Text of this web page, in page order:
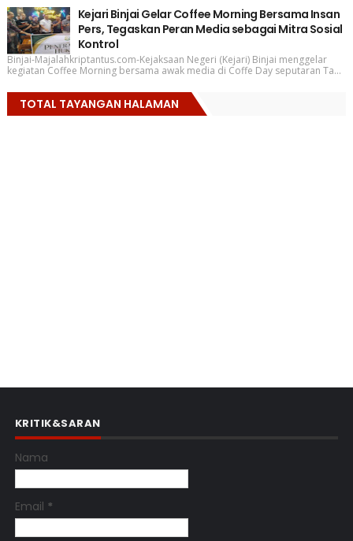
Kejari Binjai Gelar Coffee Morning Bersama Insan
Pers, Tegaskan Peran Media sebagai Mitra Sosial
Kontrol
Binjai-Majalahkriptantus.com-Kejaksaan Negeri (Kejari) Binjai menggelar
kegiatan Coffee Morning bersama awak media di Coffe Day seputaran Ta...
TOTAL TAYANGAN HALAMAN
KRITIK&SARAN
Nama
Email *